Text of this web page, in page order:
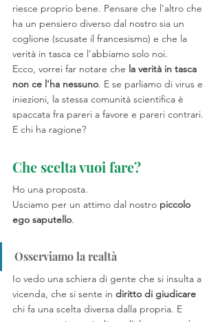
riesce proprio bene. Pensare che l'altro che
ha un pensiero diverso dal nostro sia un
coglione (scusate il francesismo) e che la
verità in tasca ce l'abbiamo solo noi.
Ecco, vorrei far notare che la verità in tasca
non ce l'ha nessuno. E se parliamo di virus e
iniezioni, la stessa comunità scientifica è
spaccata fra pareri a favore e pareri contrari.
E chi ha ragione?
Che scelta vuoi fare?
Ho una proposta.
Usciamo per un attimo dal nostro piccolo
ego saputello.
Osserviamo la realtà
Io vedo una schiera di gente che si insulta a
vicenda, che si sente in diritto di giudicare
chi fa una scelta diversa dalla propria. E